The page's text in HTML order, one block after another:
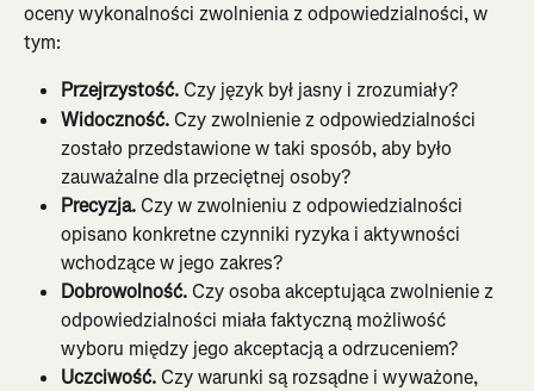
oceny wykonalności zwolnienia z odpowiedzialności, w
tym:
Przejrzystość. Czy język był jasny i zrozumiały?
Widoczność. Czy zwolnienie z odpowiedzialności
zostało przedstawione w taki sposób, aby było
zauważalne dla przeciętnej osoby?
Precyzja. Czy w zwolnieniu z odpowiedzialności
opisano konkretne czynniki ryzyka i aktywności
wchodzące w jego zakres?
Dobrowolność. Czy osoba akceptująca zwolnienie z
odpowiedzialności miała faktyczną możliwość
wyboru między jego akceptacją a odrzuceniem?
Uczciwość. Czy warunki są rozsądne i wyważone,